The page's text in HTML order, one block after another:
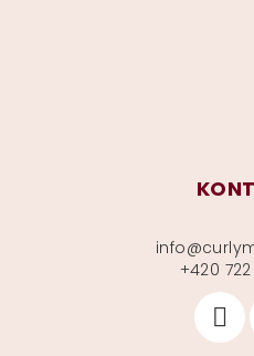
info@
+420 722